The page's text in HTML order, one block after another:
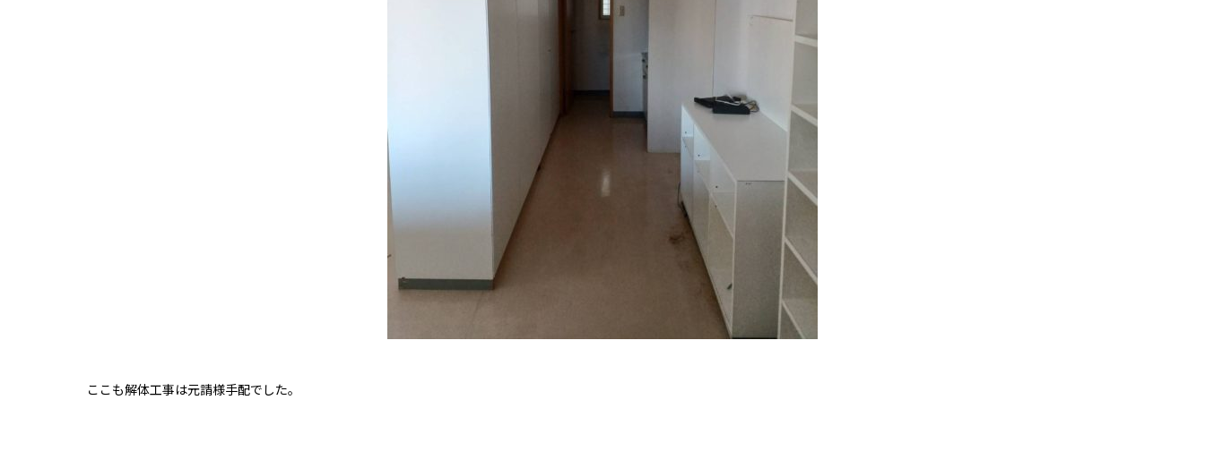
ここも解体工事は元請様手配でした。